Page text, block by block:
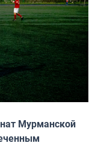
Мурманской